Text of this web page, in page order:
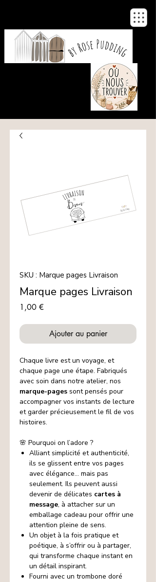
SKU : Marque pages Livraison
Marque pages Livraison
1,00 €
Ajouter au panier
Chaque livre est un voyage, et
chaque page une étape. Fabriqués
avec soin dans notre atelier, nos
marque-pages sont pensés pour
accompagner vos instants de lecture
et garder précieusement le fil de vos
histoires.
🌸 Pourquoi on l’adore ?
Alliant simplicité et authenticité,
ils se glissent entre vos pages
avec élégance… mais pas
seulement. Ils peuvent aussi
devenir de délicates cartes à
message, à attacher sur un
emballage cadeau pour offrir une
attention pleine de sens.
Un objet à la fois pratique et
poétique, à s’offrir ou à partager,
qui transforme chaque instant en
un détail inspirant.
Fourni avec un trombone doré